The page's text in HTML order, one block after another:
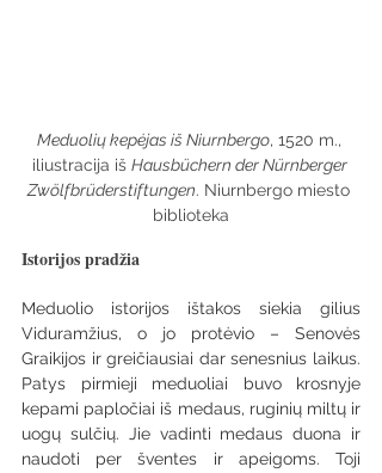
Meduolių kepėjas iš Niurnbergo, 1520 m.,
iliustracija iš Hausbüchern der Nürnberger
Zwölfbrüderstiftungen. Niurnbergo miesto
biblioteka
Istorijos pradžia
Meduolio istorijos ištakos siekia gilius
Viduramžius, o jo protėvio – Senovės
Graikijos ir greičiausiai dar senesnius laikus.
Patys pirmieji meduoliai buvo krosnyje
kepami papločiai iš medaus, ruginių miltų ir
uogų sulčių. Jie vadinti medaus duona ir
naudoti per šventes ir apeigoms. Toji